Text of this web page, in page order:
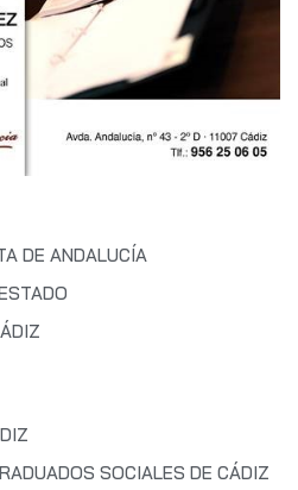
DE ANDALUCÍA
SOCIALES DE CÁDIZ